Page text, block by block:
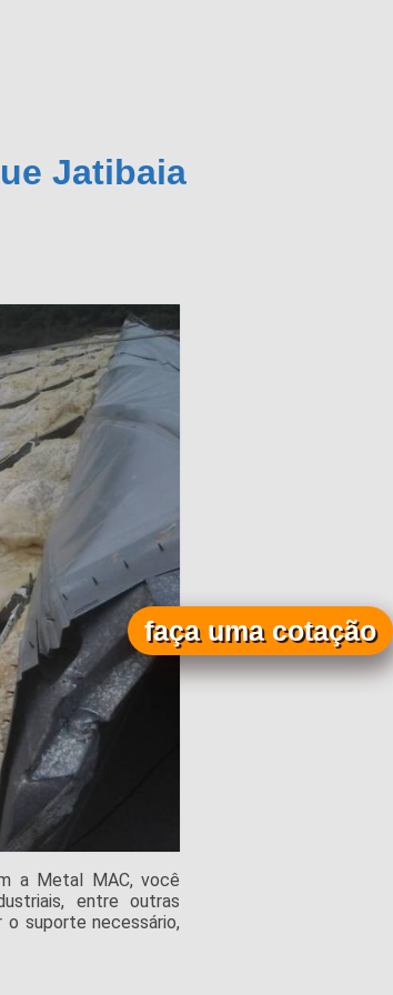
Jatibaia
a Metal MAC, você
entre outras
o suporte necessário,
faça uma cotação